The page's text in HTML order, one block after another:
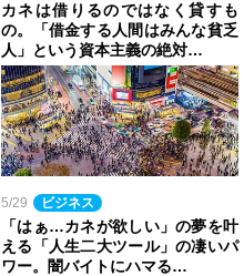
カネは借りるのではなく貸すも
の。「借金する人間はみんな貧乏
人」という資本主義の絶対…
5/29 ビジネス
「はぁ…カネが欲しい」の夢を叶
える「人生二大ツール」の凄いパ
ワー。闇バイトにハマる…